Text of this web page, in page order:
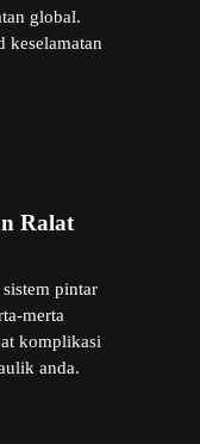
global.
keselamatan
Ralat
pintar
merta
komplikasi
anda.